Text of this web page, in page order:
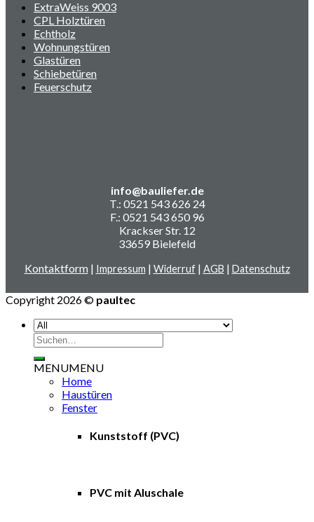
ExtraWeiss 9003
CPL Holztüren
Echtholz
Wohnungstüren
Glastüren
Schiebetüren
Feuerschutz
info@bauliefer.de
T.: 0521 543 626 24
F.: 0521 543 650 96
Krackser Str. 12
33659 Bielefeld
Kontaktform | Impressum | Widerruf| AGB | Datenschutz
Copyright 2026 © paultec
Suchen
nach:
MENUMENU
Home
Haustüren
Fenster
Kunststoff (PVC)
PVC mit Aluschale